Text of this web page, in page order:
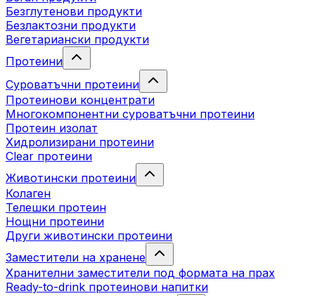
Безглутенови продукти
Безлактозни продукти
Вегетариански продукти
Протеини
Суроватъчни протеини
Протеинови концентрати
Многокомпонентни суроватъчни протеини
Протеин изолат
Хидролизирани протеини
Clear протеини
Животински протеини
Колаген
Телешки протеин
Нощни протеини
Други животински протеини
Заместители на хранене
Хранителни заместители под формата на прах
Ready-to-drink протеинови напитки